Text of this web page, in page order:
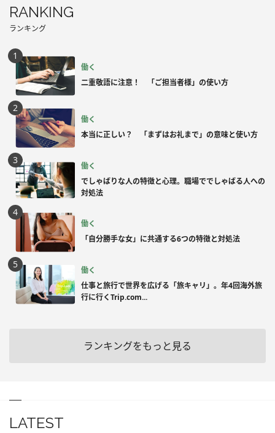
RANKING
ランキング
働く
二重敬語に注意！ 「ご担当者様」の使い方
働く
本当に正しい？ 「まずはお礼まで」の意味と使い方
働く
でしゃばりな人の特徴と心理。職場ででしゃばる人への
対処法
働く
「自分勝手な女」に共通する6つの特徴と対処法
働く
仕事と旅行で世界を広げる「旅キャリ」。年4回海外旅
行に行くTrip.com...
ランキングをもっと見る
LATEST